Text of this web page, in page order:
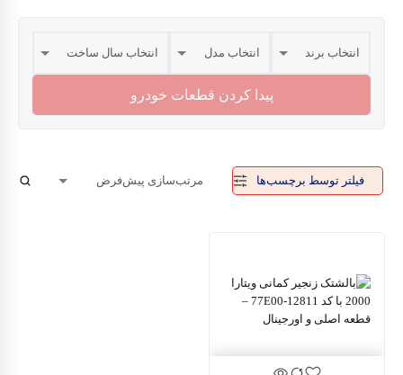
پیدا کردن قطعات خودرو
فیلتر توسط برچسب‌ها